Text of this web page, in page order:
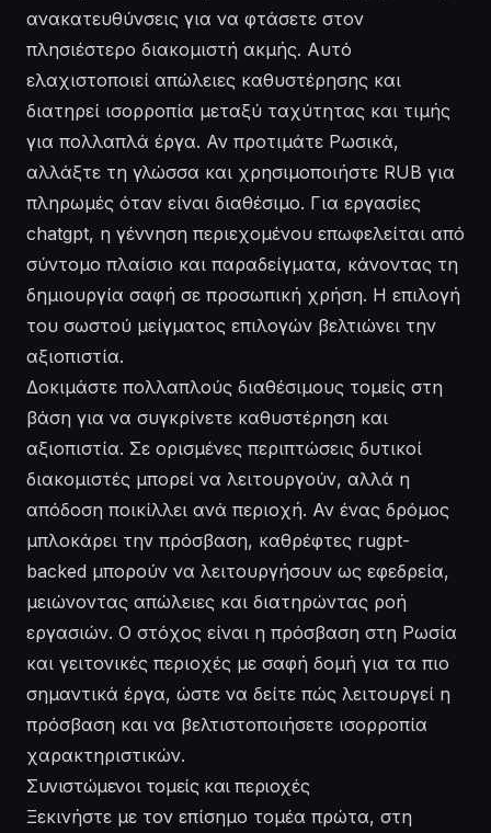
ανακατευθύνσεις για να φτάσετε στον
πλησιέστερο διακομιστή ακμής. Αυτό
ελαχιστοποιεί απώλειες καθυστέρησης και
διατηρεί ισορροπία μεταξύ ταχύτητας και τιμής
για πολλαπλά έργα. Αν προτιμάτε Ρωσικά,
αλλάξτε τη γλώσσα και χρησιμοποιήστε RUB για
πληρωμές όταν είναι διαθέσιμο. Για εργασίες
chatgpt, η γέννηση περιεχομένου επωφελείται από
σύντομο πλαίσιο και παραδείγματα, κάνοντας τη
δημιουργία σαφή σε προσωπική χρήση. Η επιλογή
του σωστού μείγματος επιλογών βελτιώνει την
αξιοπιστία.
Δοκιμάστε πολλαπλούς διαθέσιμους τομείς στη
βάση για να συγκρίνετε καθυστέρηση και
αξιοπιστία. Σε ορισμένες περιπτώσεις δυτικοί
διακομιστές μπορεί να λειτουργούν, αλλά η
απόδοση ποικίλλει ανά περιοχή. Αν ένας δρόμος
μπλοκάρει την πρόσβαση, καθρέφτες rugpt-
backed μπορούν να λειτουργήσουν ως εφεδρεία,
μειώνοντας απώλειες και διατηρώντας ροή
εργασιών. Ο στόχος είναι η πρόσβαση στη Ρωσία
και γειτονικές περιοχές με σαφή δομή για τα πιο
σημαντικά έργα, ώστε να δείτε πώς λειτουργεί η
πρόσβαση και να βελτιστοποιήσετε ισορροπία
χαρακτηριστικών.
Συνιστώμενοι τομείς και περιοχές
Ξεκινήστε με τον επίσημο τομέα πρώτα, στη